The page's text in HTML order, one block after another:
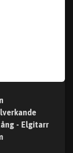
- Elgitarr